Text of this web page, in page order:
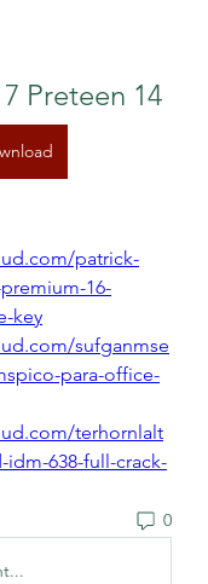
Preteen 14
patrick-
16-
key
sufganmse
para-office-
terhornlalt
638-full-crack-
0